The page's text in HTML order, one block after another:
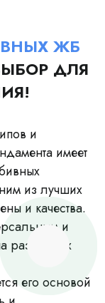
ЖБ
ДЛЯ
и
имеет
из лучших
и качества.
и
различных
его основой